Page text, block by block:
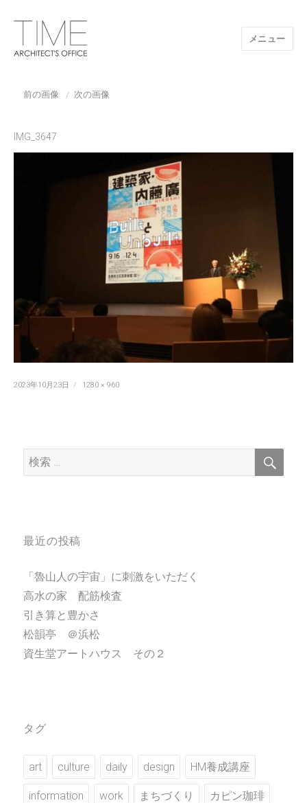
メニュー
前の画像 次の画像
IMG_3647
投
2023年10月23日
フ
1280 × 960
検
索:
検
最近の投稿
「魯山人の宇宙」に刺激をいただく
高水の家 配筋検査
引き算と豊かさ
松韻亭 ＠浜松
資生堂アートハウス その２
タグ
art culture daily design HM養成講座
information work まちづくり カピン珈琲